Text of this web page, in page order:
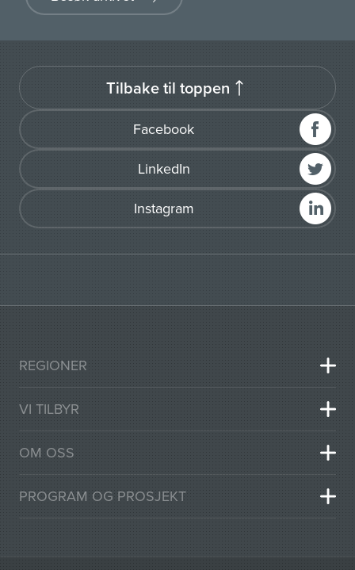
Facebook
LinkedIn
Instagram
Tilbake til toppen
REGIONER
VI TILBYR
OM OSS
PROGRAM OG PROSJEKT